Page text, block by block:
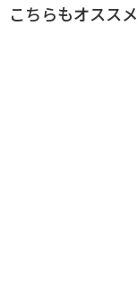
こちらもオススメ